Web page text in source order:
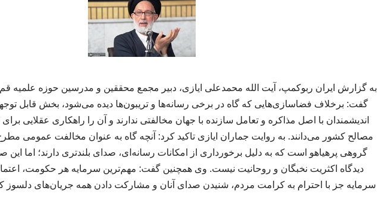
به گزارش ایران ربوکمپ، آیت الله محمدعلی ایازی، دبیر مجمع محققین و مدرسین حوزه علمیه قم
گفت: برخلاف فضاسازی‌هایی که گاه در برخی رسانه‌ها و تریبون‌ها دیده می‌شود، بخش قابل
اندیشمندان با اصل مذاکره و تعامل سازنده با جهان مخالفتی ندارند و آن را راهکاری عقلایی
مصالح کشور می‌دانند. به روایت جماران ایازی تاکید کرد: آنچه گاه به عنوان مخالفت عمومی
گروهی پرهیاهو است که به دلیل برخورداری از امکانات رسانه‌ای، صدای بلندتری دارند؛ اما این
دیدگاه اکثریت نخبگان و روحانیت نیست. وی همچنین گفت: مهم‌ترین سرمایه هر حکومت،
سرمایه جز با احترام به کرامت مردم، شنیدن صدای آنان و مشارکت دادن همه جریان‌های